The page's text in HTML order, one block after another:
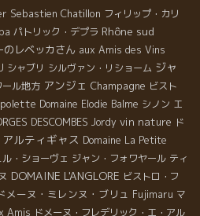
Sebastien Chatillon フィリップ・カリ
パトリック・デプラ Rhône sud
レベッカさん aux Amis des Vins
シャブリ シルヴァン・リショーム ジャ
ール地方 アンジェ Champagne ビスト
Domaine Elodie Balme シノン エ
DESCOMBES Jordy vin nature ド
ルティギャス Domaine La Petite
ル・ショーヴェ ジャン・フォワヤール ティ
DOMAINE L'ANGLORE ビストロ・フ
メーヌ・ミレンヌ・ブリュ Fujimaru マ
Amis ドメーヌ・フレデリック・エ・アル